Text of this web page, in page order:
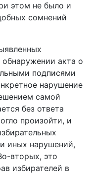
этом не было и
сомнений
акта о
подписями
нарушение
самой
без ответа
произойти, и
иных нарушений,
вторых, это
избирателей в